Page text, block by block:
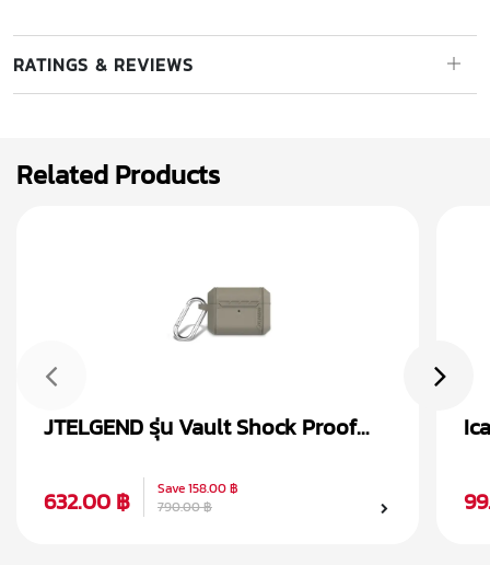
RATINGS & REVIEWS
Related Products
JTELGEND รุ่น Vault Shock Proof
632.00 ฿
Save158.00 ฿
790.00 ฿